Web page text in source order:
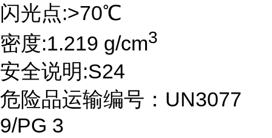
闪光点:>70℃
密度:1.219 g/cm3
安全说明:S24
危险品运输编号：UN3077
9/PG 3